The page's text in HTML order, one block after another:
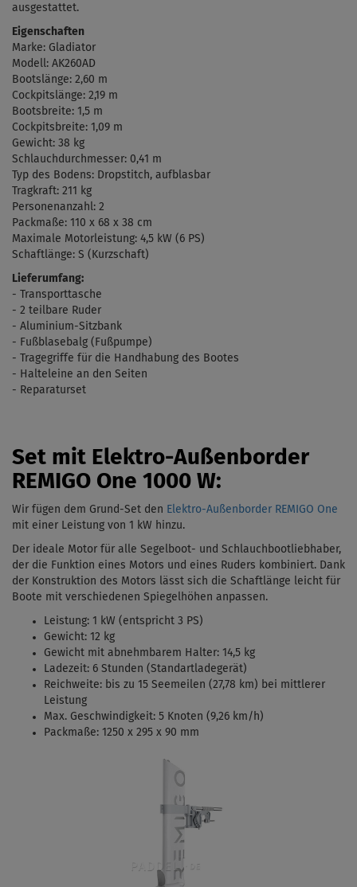
ausgestattet.
Eigenschaften
Marke: Gladiator
Modell: AK260AD
Bootslänge: 2,60 m
Cockpitslänge: 2,19 m
Bootsbreite: 1,5 m
Cockpitsbreite: 1,09 m
Gewicht: 38 kg
Schlauchdurchmesser: 0,41 m
Typ des Bodens: Dropstitch, aufblasbar
Tragkraft: 211 kg
Personenanzahl: 2
Packmaße: 110 x 68 x 38 cm
Maximale Motorleistung: 4,5 kW (6 PS)
Schaftlänge: S ( Kurzschaft)
Lieferumfang:
- Transporttasche
- 2 teilbare Ruder
- Aluminium-Sitzbank
- Fu ßblasebalg ( Fußpumpe)
- Tragegriffe für die Handhabung des Bootes
- Halteleine an den Seiten
- Reparaturset
Set mit Elektro-Außenborder
REMIGO One 1000 W:
Wir fügen dem Grund-Set den Elektro-Außenborder REMIGO One
mit einer Leistung von 1 kW hinzu.
Der ideale Motor für alle Segelboot- und Schlauchbootliebhaber,
der die Funktion eines Motors und eines Ruders kombiniert. Dank
der Konstruktion des Motors lässt sich die Schaftlänge leicht für
Boote mit verschiedenen Spiegelhöhen anpassen.
Leistung: 1 kW (entspricht 3 PS)
Gewicht: 12 kg
Gewicht mit abnehmbarem Halter: 14,5 kg
Ladezeit: 6 Stunden (Standartladegerät)
Reichweite: bis zu 15 Seemeilen (27,78 km) bei mittlerer
Leistung
Max. Geschwindigkeit: 5 Knoten (9,26 km/h)
Packmaße: 1250 x 295 x 90 mm